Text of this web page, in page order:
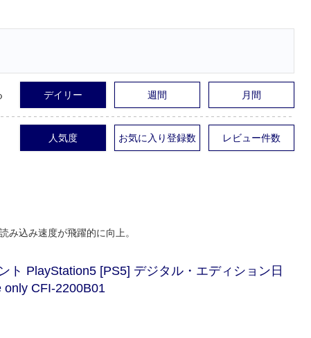
デイリー 週間 月間
人気度 お気に入り登録数 レビュー件数
み込み速度が飛躍的に向上。
ト PlayStation5 [PS5] デジタル・エディション日
only CFI-2200B01